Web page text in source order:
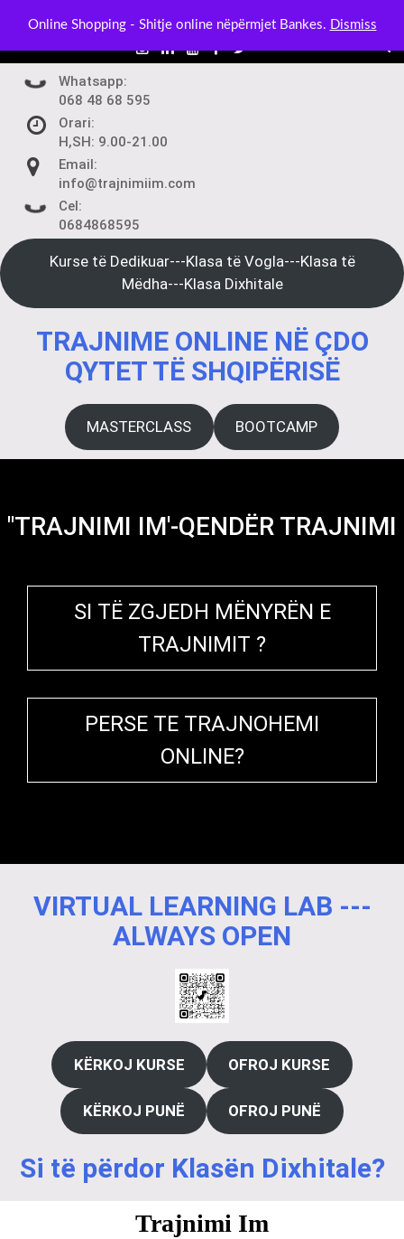
content
BLOG: Kurset në Klasë Dixhitale – Mëso nga Telefoni ose
Whatsapp:
068 48 68 595
Orari:
H,SH: 9.00-21.00
Email:
info@trajnimiim.com
Cel:
0684868595
Kurse të Dedikuar---Klasa të Vogla---Klasa të
Mëdha---Klasa Dixhitale
TRAJNIME ONLINE NË ÇDO
QYTET TË SHQIPËRISË
MASTERCLASS BOOTCAMP
"TRAJNIMI IM'-QENDËR TRAJNIMI
SI TË ZGJEDH MËNYRËN E
TRAJNIMIT ?
PERSE TE TRAJNOHEMI
ONLINE?
VIRTUAL LEARNING LAB ---
ALWAYS OPEN
KËRKOJ KURSE OFROJ KURSE
KËRKOJ PUNË OFROJ PUNË
Si të përdor Klasën Dixhitale?
Trajnimi Im
Online Shopping - Shitje online nëpërmjet Bankes. Dismiss